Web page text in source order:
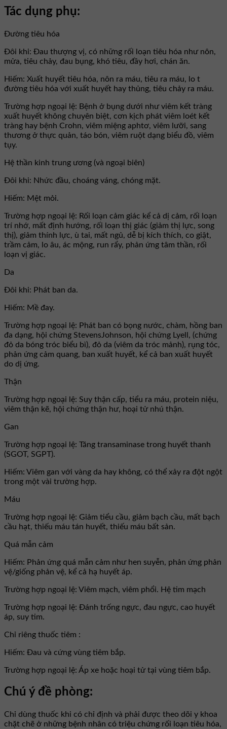
Tác dụng phụ:
Đường tiêu hóa
Đôi khi: Đau thượng vị, có những rối loạn tiêu hóa như nôn,
mửa, tiêu chảy, đau bụng, khó tiêu, đầy hơi, chán ăn.
Hiếm: Xuất huyết tiêu hóa, nôn ra máu, tiêu ra máu, lo t
đường tiêu hóa với xuất huyết hay thủng, tiêu chảy ra máu.
Trường hợp ngoại lệ: Bệnh ở bụng dưới như viêm kết tràng
xuất huyết không chuyên biệt, cơn kịch phát viêm loét kết
tràng hay bệnh Crohn, viêm miệng aphtơ, viêm lưỡi, sang
thương ở thực quản, táo bón, viêm ruột dạng biểu đồ, viêm
tụy.
Hệ thần kinh trung ương (và ngoại biên)
Đôi khi: Nhức đầu, choáng váng, chóng mặt.
Hiếm: Mệt mỏi.
Trường hợp ngoại lệ: Rối loạn cảm giác kể cả dị cảm, rối loạn
trí nhớ, mất định hướng, rối loạn thị giác (giảm thị lực, song
thị), giảm thính lực, ù tai, mất ngủ, dễ bị kích thích, co giật,
trầm cảm, lo âu, ác mộng, run rẩy, phản ứng tâm thần, rối
loạn vị giác.
Da
Đôi khi: Phát ban da.
Hiếm: Mề đay.
Trường hợp ngoại lệ: Phát ban có bọng nước, chàm, hồng ban
đa dạng, hội chứng StevensJohnson, hội chứng Lyell, (chứng
đỏ da bóng tróc biểu bì), đỏ da (viêm da tróc mảnh), rụng tóc,
phản ứng cảm quang, ban xuất huyết, kể cả ban xuất huyết
do dị ứng.
Thận
Trường hợp ngoại lệ: Suy thận cấp, tiểu ra máu, protein niệu,
viêm thận kẽ, hội chứng thận hư, hoại tử nhú thận.
Gan
Trường hợp ngoại lệ: Tăng transaminase trong huyết thanh
(SGOT, SGPT).
Hiếm: Viêm gan với vàng da hay không, có thể xảy ra đột ngột
trong một vài trường hợp.
Máu
Trường hợp ngoại lệ: Giảm tiểu cầu, giảm bạch cầu, mất bạch
cầu hạt, thiếu máu tán huyết, thiếu máu bất sản.
Quá mẫn cảm
Hiếm: Phản ứng quá mẫn cảm như hen suyễn, phản ứng phản
vệ/giống phản vệ, kể cả hạ huyết áp.
Trường hợp ngoại lệ: Viêm mạch, viêm phổi. Hệ tim mạch
Trường hợp ngoại lệ: Đánh trống ngực, đau ngực, cao huyết
áp, suy tim.
Chỉ riêng thuốc tiêm :
Hiếm: Đau và cứng vùng tiêm bắp.
Trường hợp ngoại lệ: Áp xe hoặc hoại tử tại vùng tiêm bắp.
Chú ý đề phòng:
Chỉ dùng thuốc khi có chỉ định và phải được theo dõi y khoa
chặt chẽ ở những bệnh nhân có triệu chứng rối loạn tiêu hóa,